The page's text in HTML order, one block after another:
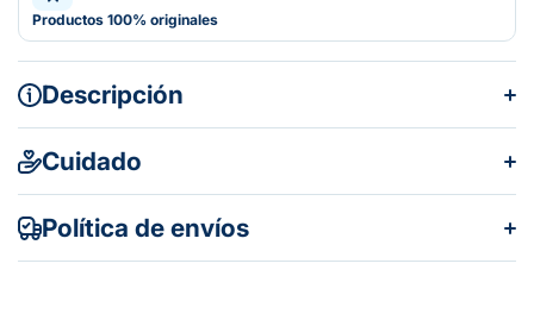
Productos 100% originales
Descripción
Cuidado
Política de envíos